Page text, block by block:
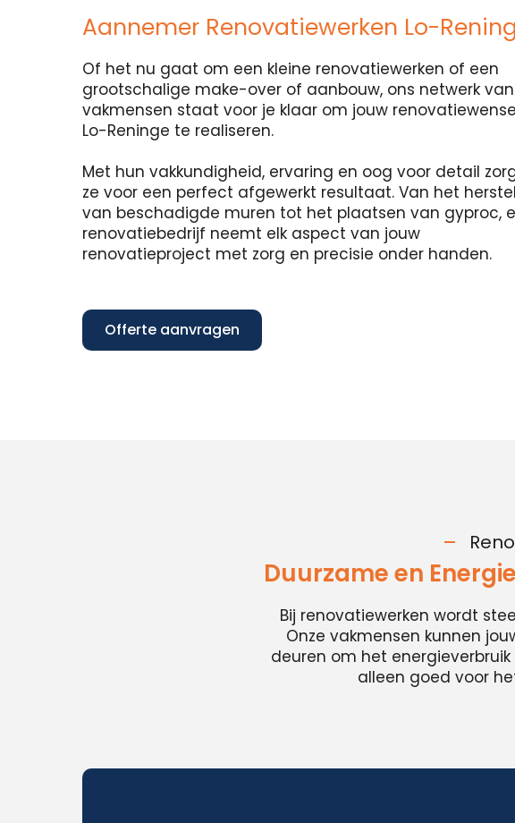
Aannemer Renovatiewerken Lo-
Of het nu gaat om een kleine renovatiewerken of een
grootschalige make-over of aanbouw, ons netwerk van
vakmensen staat voor je klaar om jouw
Lo-Reninge te realiseren.
Met hun vakkundigheid, ervaring en oog voor detail
ze voor een perfect afgewerkt resultaat. Van het
van beschadigde muren tot het plaatsen van gyproc,
renovatiebedrijf neemt elk aspect van jouw
renovatieproject met zorg en precisie onder handen.
Offerte aanvragen
Duurzame en
Bij renovatiewerken wordt
Onze vakmensen kunnen
deuren om het
alleen goed voor